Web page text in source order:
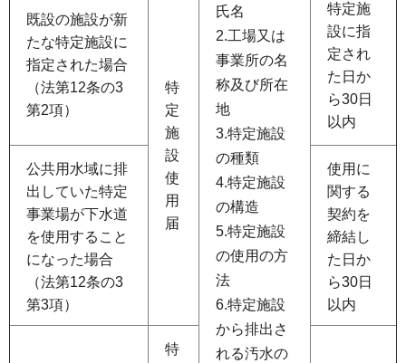
氏名
2.工場又は
事業所の名
称及び所在
地
3.特定施設
の種類
4.特定施設
の構造
5.特定施設
の使用の方
法
6.特定施設
から排出さ
れる汚水の
既設の施設が新
たな特定施設に
指定された場合
（法第12条の3
第2項）
特
定
施
設
使
用
届
特定施
設に指
定され
た日か
ら30日
以内
公共用水域に排
出していた特定
事業場が下水道
を使用すること
になった場合
（法第12条の3
第3項）
使用に
関する
契約を
締結し
た日か
ら30日
以内
特